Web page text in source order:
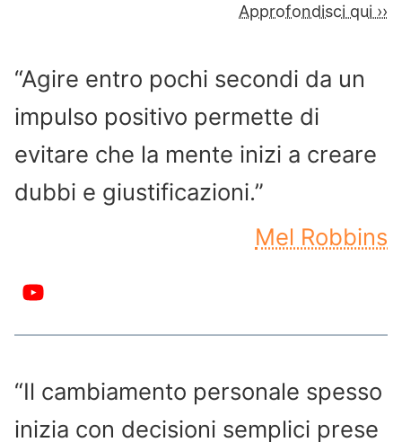
Approfondisci qui ››
“Agire entro pochi secondi da un
impulso positivo permette di
evitare che la mente inizi a creare
dubbi e giustificazioni.”
Mel Robbins
“Il cambiamento personale spesso
inizia con decisioni semplici prese